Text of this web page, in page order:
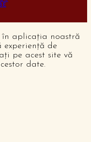
în aplicația noastră
de
pe acest site vă
date.